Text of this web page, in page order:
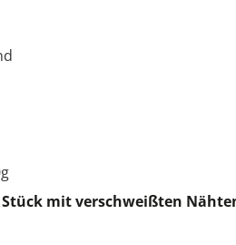
Stück mit verschweißten